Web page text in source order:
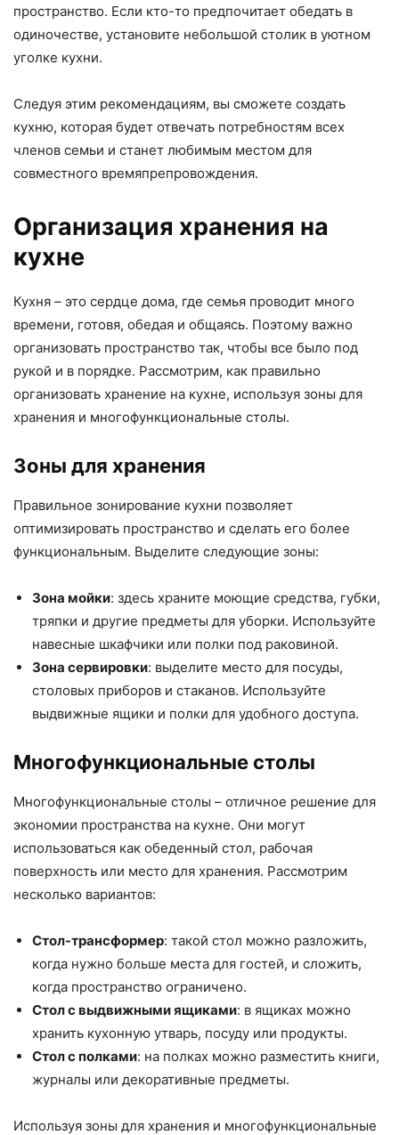
пространство. Если кто-то предпочитает обедать в
одиночестве, установите небольшой столик в уютном
уголке кухни.
Следуя этим рекомендациям, вы сможете создать
кухню, которая будет отвечать потребностям всех
членов семьи и станет любимым местом для
совместного времяпрепровождения.
Организация хранения на
кухне
Кухня – это сердце дома, где семья проводит много
времени, готовя, обедая и общаясь. Поэтому важно
организовать пространство так, чтобы все было под
рукой и в порядке. Рассмотрим, как правильно
организовать хранение на кухне, используя зоны для
хранения и многофункциональные столы.
Зоны для хранения
Правильное зонирование кухни позволяет
оптимизировать пространство и сделать его более
функциональным. Выделите следующие зоны:
Зона мойки: здесь храните моющие средства, губки,
тряпки и другие предметы для уборки. Используйте
навесные шкафчики или полки под раковиной.
Зона сервировки: выделите место для посуды,
столовых приборов и стаканов. Используйте
выдвижные ящики и полки для удобного доступа.
Многофункциональные столы
Многофункциональные столы – отличное решение для
экономии пространства на кухне. Они могут
использоваться как обеденный стол, рабочая
поверхность или место для хранения. Рассмотрим
несколько вариантов:
Стол-трансформер: такой стол можно разложить,
когда нужно больше места для гостей, и сложить,
когда пространство ограничено.
Стол с выдвижными ящиками: в ящиках можно
хранить кухонную утварь, посуду или продукты.
Стол с полками: на полках можно разместить книги,
журналы или декоративные предметы.
Используя зоны для хранения и многофункциональные